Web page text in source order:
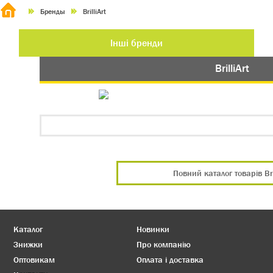
Бренды BrilliArt
Інші бренди
BrilliArt
Повний каталог товарів
Каталог
Новинки
Знижки
Про компанію
Оптовикам
Оплата і доставка